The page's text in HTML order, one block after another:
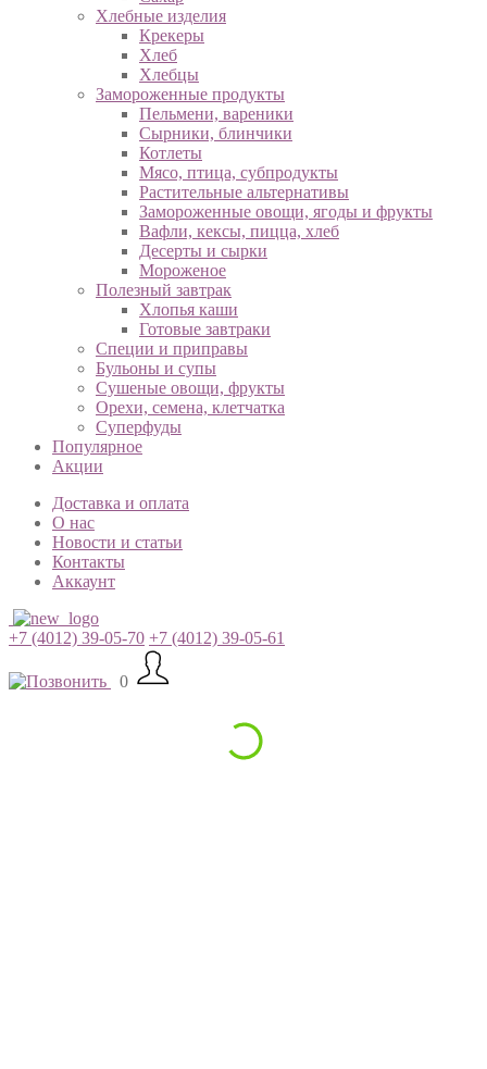
Хлебные изделия
Крекеры
Хлеб
Хлебцы
Замороженные продукты
Пельмени, вареники
Сырники, блинчики
Котлеты
Мясо, птица, субпродукты
Растительные альтернативы
Замороженные овощи, ягоды и фрукты
Вафли, кексы, пицца, хлеб
Десерты и сырки
Мороженое
Полезный завтрак
Хлопья каши
Готовые завтраки
Специи и приправы
Бульоны и супы
Сушеные овощи, фрукты
Орехи, семена, клетчатка
Суперфуды
Популярное
Акции
Доставка и оплата
О нас
Новости и статьи
Контакты
Аккаунт
+7 (4012) 39-05-70 +7 (4012) 39-05-61
0